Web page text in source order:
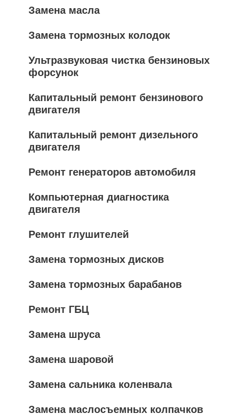
Замена масла
Замена тормозных колодок
Ультразвуковая чистка бензиновых
форсунок
Капитальный ремонт бензинового
двигателя
Капитальный ремонт дизельного
двигателя
Ремонт генераторов автомобиля
Компьютерная диагностика
двигателя
Ремонт глушителей
Замена тормозных дисков
Замена тормозных барабанов
Ремонт ГБЦ
Замена шруса
Замена шаровой
Замена сальника коленвала
Замена маслосъемных колпачков